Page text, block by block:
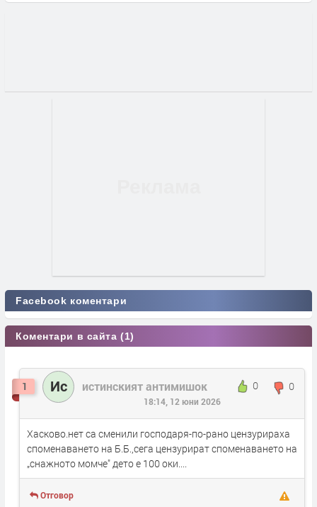
Facebook коментари
Коментари в сайта (1)
1 Ис истинският антимишок 0 0
18:14, 12 юни 2026
Хасково.нет са сменили господаря-по-рано цензурираха
споменаването на Б.Б.,сега цензурират споменаването на
„снажното момче" дето е 100 оки....
Отговор